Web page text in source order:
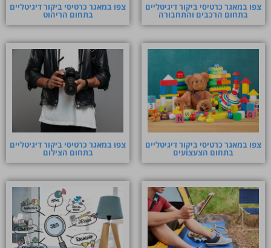
צפו במאגר כרטיסי ביקור דיגיטליים
בתחום הרכבים והתחבורה
צפו במאגר כרטיסי ביקור דיגיטליים
בתחום הריהוט
צפו במאגר כרטיסי ביקור דיגיטליים
בתחום הצעצועים
צפו במאגר כרטיסי ביקור דיגיטליים
בתחום הצילום